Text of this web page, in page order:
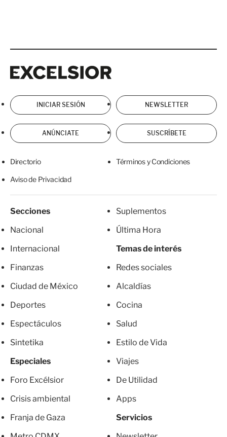
INICIAR SESIÓN NEWSLETTER
ANÚNCIATE SUSCRÍBETE
Directorio Términos y Condiciones
Aviso de Privacidad
Secciones
Nacional
Internacional
Finanzas
Ciudad de México
Deportes
Espectáculos
Sintetika
Especiales
Foro Excélsior
Crisis ambiental
Franja de Gaza
Suplementos
Última Hora
Temas de interés
Redes sociales
Alcaldías
Cocina
Salud
Estilo de Vida
Viajes
De Utilidad
Apps
Servicios